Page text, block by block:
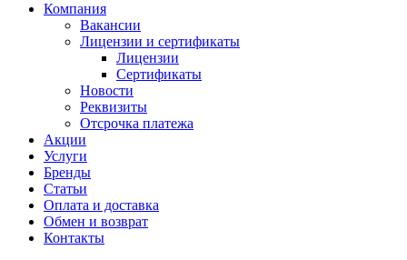
Компания
Вакансии
Лицензии и сертификаты
Лицензии
Сертификаты
Новости
Реквизиты
Отсрочка платежа
Акции
Услуги
Бренды
Статьи
Оплата и доставка
Обмен и возврат
Контакты